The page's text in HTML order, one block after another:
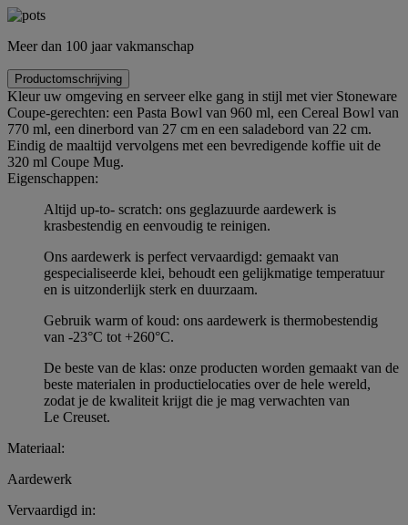
Meer dan 100 jaar vakmanschap
Productomschrijving
Kleur uw omgeving en serveer elke gang in stijl met vier Stoneware
Coupe-gerechten: een Pasta Bowl van 960 ml, een Cereal Bowl van
770 ml, een dinerbord van 27 cm en een saladebord van 22 cm.
Eindig de maaltijd vervolgens met een bevredigende koffie uit de
320 ml Coupe Mug.
Eigenschappen:
Altijd up-to- scratch: ons geglazuurde aardewerk is
krasbestendig en eenvoudig te reinigen.
Ons aardewerk is perfect vervaardigd: gemaakt van
gespecialiseerde klei, behoudt een gelijkmatige temperatuur
en is uitzonderlijk sterk en duurzaam.
Gebruik warm of koud: ons aardewerk is thermobestendig
van -23°C tot +260°C.
De beste van de klas: onze producten worden gemaakt van de
beste materialen in productielocaties over de hele wereld,
zodat je de kwaliteit krijgt die je mag verwachten van
Le Creuset.
Materiaal:
Aardewerk
Vervaardigd in: